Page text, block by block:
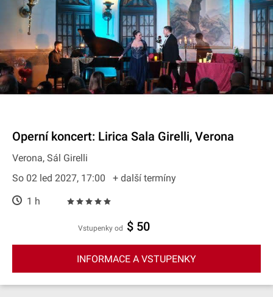
Operní koncert: Lirica Sala Girelli, Verona
Verona, Sál Girelli
So 02 led 2027, 17:00
+ další termíny
1 h
Vstupenky od $ 50
INFORMACE A VSTUPENKY